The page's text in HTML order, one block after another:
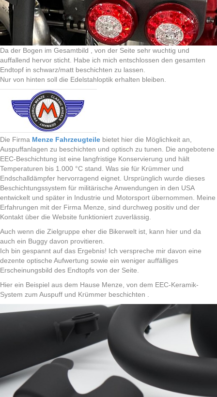
Da der Bogen im Gesamtbild , von der Seite sehr wuchtig und
auffallend hervor sticht. Habe ich mich entschlossen den gesamten
Endtopf in schwarz/matt beschichten zu lassen.
Nur von hinten soll die Edelstahloptik erhalten bleiben.
Die Firma Menze Fahrzeugteile bietet hier die Möglichkeit an,
Auspuffanlagen zu beschichten und optisch zu tunen. Die angebotene
EEC-Beschichtung ist eine langfristige Konservierung und hält
Temperaturen bis 1.000 °C stand. Was sie für Krümmer und
Endschalldämpfer hervorragend eignet. Ursprünglich wurde dieses
Beschichtungssystem für militärische Anwendungen in den USA
entwickelt und später in Industrie und Motorsport übernommen. Meine
Erfahrungen mit der Firma Menze, sind durchweg positiv und der
Kontakt über die Website funktioniert zuverlässig.
Auch wenn die Zielgruppe eher die Bikerwelt ist, kann hier und da
auch ein Buggy davon provitieren.
Ich bin gespannt auf das Ergebnis! Ich verspreche mir davon eine
dezente optische Aufwertung sowie ein weniger auffälliges
Erscheinungsbild des Endtopfs von der Seite.
Hier ein Beispiel aus dem Hause Menze, von dem EEC-Keramik-
System zum Auspuff und Krümmer beschichten .